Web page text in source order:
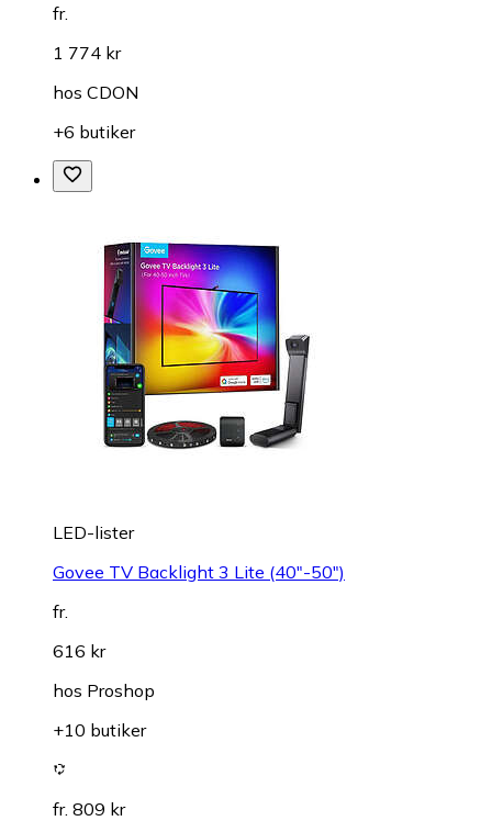
fr.
1 774 kr
hos CDON
+6 butiker
LED-lister
Govee TV Backlight 3 Lite (40"-50")
fr.
616 kr
hos Proshop
+10 butiker
fr. 809 kr